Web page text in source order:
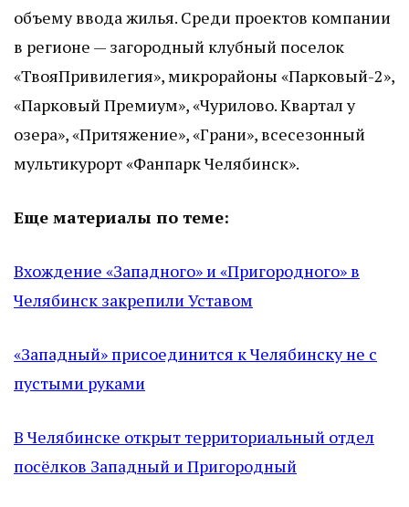
объему ввода жилья. Среди проектов компании
в регионе — загородный клубный поселок
«ТвояПривилегия», микрорайоны «Парковый-2»,
«Парковый Премиум», «Чурилово. Квартал у
озера», «Притяжение», «Грани», всесезонный
мультикурорт «Фанпарк Челябинск».
Еще материалы по теме:
Вхождение «Западного» и «Пригородного» в
Челябинск закрепили Уставом
«Западный» присоединится к Челябинску не с
пустыми руками
В Челябинске открыт территориальный отдел
посёлков Западный и Пригородный